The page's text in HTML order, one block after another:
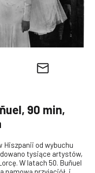
90 min,
Hiszpanii od wybuchu
tysiące artystów,
W latach 50. Buñuel